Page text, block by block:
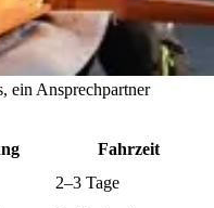
ein Ansprechpartner
Fahrzeit
2–3 Tage